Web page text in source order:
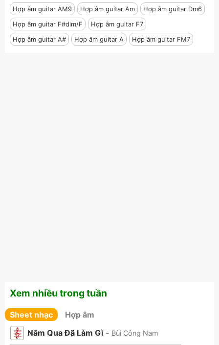
Hợp âm guitar AM9 Hợp âm guitar Am
Hợp âm guitar Dm6
Hợp âm guitar F#dim/F
Hợp âm guitar F7
Hợp âm guitar A#
Hợp âm guitar A Hợp âm guitar FM7
Xem nhiều trong tuần
Sheet nhạc
Hợp âm
Năm Qua Đã Làm Gì - Bùi Công Nam